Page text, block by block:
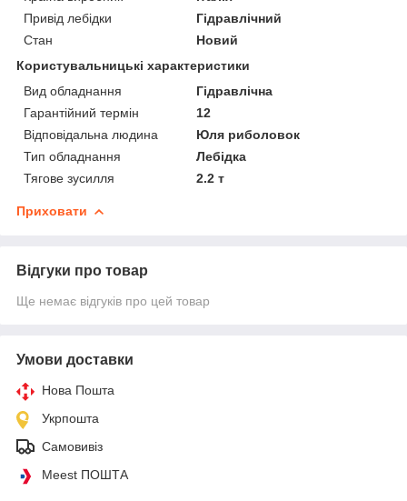
Привід лебідки
Гідравлічний
Стан
Новий
Користувальницькі характеристики
Вид обладнання
Гідравлічна
Гарантійний термін
12
Відповідальна людина
Юля риболовок
Тип обладнання
Лебідка
Тягове зусилля
2.2 т
Приховати
Відгуки про товар
Ще немає відгуків про цей товар
Умови доставки
Нова Пошта
Укрпошта
Самовивіз
Meest ПОШТА